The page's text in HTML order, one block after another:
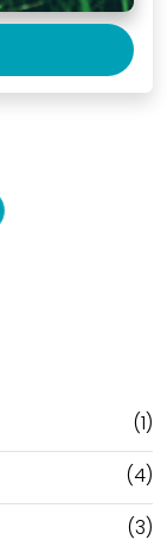
(1)
(4)
(3)